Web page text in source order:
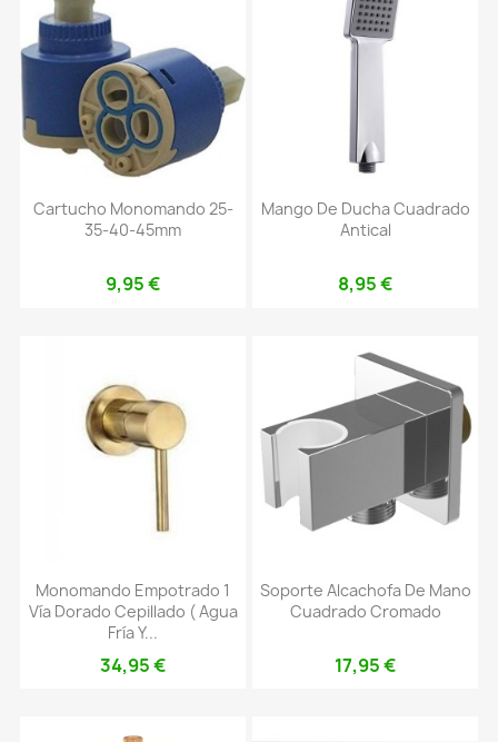
Cartucho Monomando 25-
35-40-45mm
9,95 €
Mango De Ducha Cuadrado
Antical
8,95 €
Monomando Empotrado 1
Vía Dorado Cepillado ( Agua
Fría Y...
34,95 €
Soporte Alcachofa De Mano
Cuadrado Cromado
17,95 €